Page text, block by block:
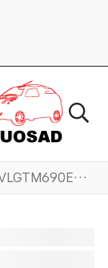
VLGTM690FM